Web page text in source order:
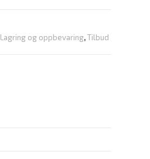
Lagring og oppbevaring,Tilbud